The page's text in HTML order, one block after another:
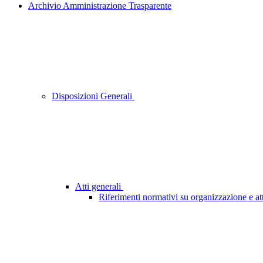
Archivio Amministrazione Trasparente
Disposizioni Generali
Atti generali
Riferimenti normativi su organizzazione e